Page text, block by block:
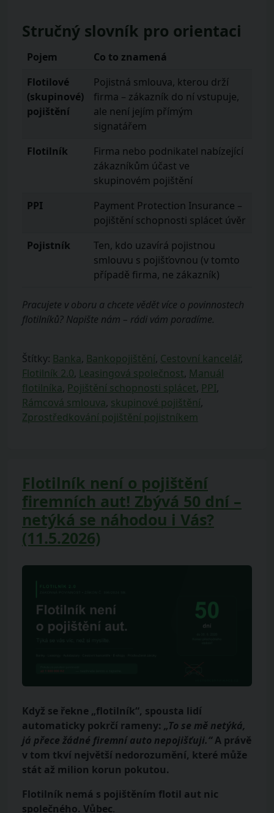
Stručný slovník pro orientaci
Pojem
Co to znamená
Flotilové
(skupinové)
pojištění
Pojistná smlouva, kterou drží
firma – zákazník do ní vstupuje,
ale není jejím přímým
signatářem
Flotilník
Firma nebo podnikatel nabízející
zákazníkům účast ve
skupinovém pojištění
PPI
Payment Protection Insurance –
pojištění schopnosti splácet úvěr
Pojistník
Ten, kdo uzavírá pojistnou
smlouvu s pojišťovnou (v tomto
případě firma, ne zákazník)
Pracujete v oboru a chcete vědět více o povinnostech
flotilníků? Napište nám – rádi vám poradíme.
Štítky: Banka, Bankopojištění, Cestovní kancelář,
Flotilník 2.0, Leasingová společnost, Manuál
flotilníka, Pojištění schopnosti splácet, PPI,
Rámcová smlouva, skupinové pojištění,
Zprostředkování pojištění pojistníkem
Flotilník není o pojištění
firemních aut! Zbývá 50 dní –
netýká se náhodou i Vás?
(11.5.2026)
Když se řekne „flotilník“, spousta lidí
automaticky pokrčí rameny: „To se mě netýká,
já přece žádné firemní auto nepojišťuji.“A právě
v tom tkví největší nedorozumění, které může
stát až milion korun pokutou.
Flotilník nemá s pojištěním flotil aut nic
společného. Vůbec.